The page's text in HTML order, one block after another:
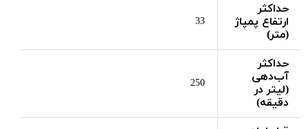
حداکثر
ارتفاع پمپاژ
(متر)
33
حداکثر
آب‌دهی
(لیتر در
دقیقه)
250